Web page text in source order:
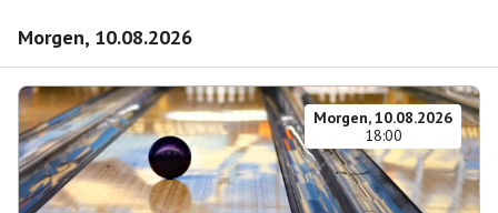
Morgen, 10.08.2026
Morgen, 10.08.2026
18:00